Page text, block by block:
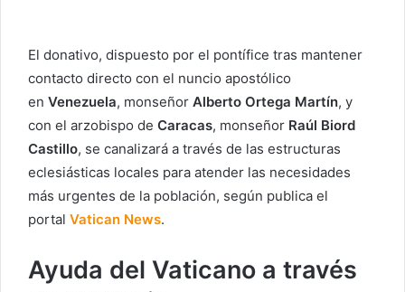
El donativo, dispuesto por el pontífice tras mantener
contacto directo con el nuncio apostólico
en Venezuela, monseñor Alberto Ortega Martín, y
con el arzobispo de Caracas, monseñor Raúl Biord
Castillo, se canalizará a través de las estructuras
eclesiásticas locales para atender las necesidades
más urgentes de la población, según publica el
portal Vatican News.
Ayuda del Vaticano a través